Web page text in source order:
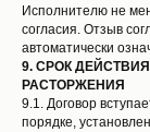
Исполнителю не
согласия. Отзыв
автоматически
9. СРОК
РАСТОРЖЕНИЯ
9.1. Договор
порядке,